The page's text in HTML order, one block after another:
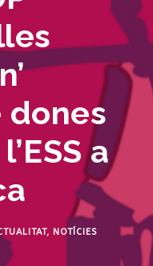
dones
a
, NOTÍCIES